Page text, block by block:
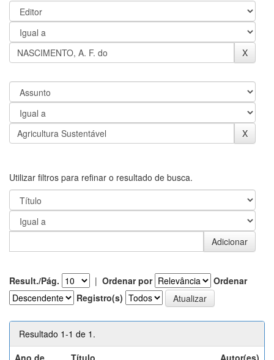
Utilizar filtros para refinar o resultado de busca.
Result./Pág. | Ordenar por
Ordenar
Registro(s)
Resultado 1-1 de 1.
Ano de
Título Autor(es)